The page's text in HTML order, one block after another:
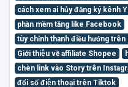
cách xem ai hủy đăng ký kênh
phần mềm tăng like Facebook
tùy chỉnh thanh điều hướng
Giới thiệu về affiliate Shopee
chèn link vào Story trên
đổi số điện thoại trên Tiktok